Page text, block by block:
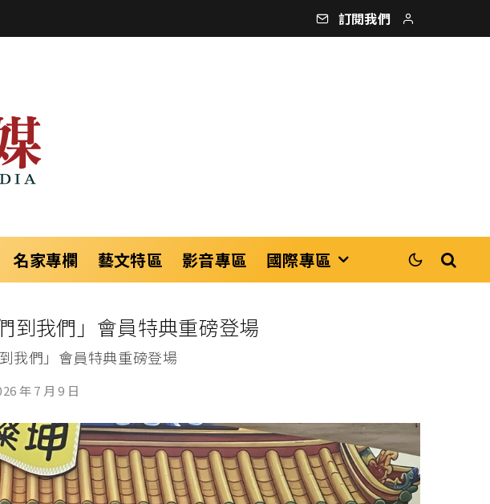
訂閱我們
名家專欄 藝文特區 影音專區 國際專區
到我們」會員特典重磅登場
我們」會員特典重磅登場
年 7 月 9 日